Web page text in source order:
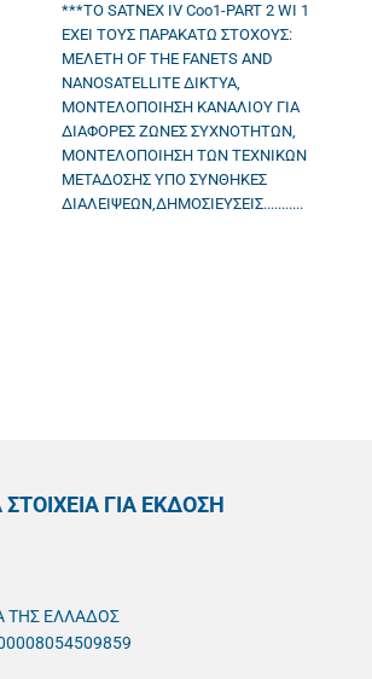
***ΤΟ SATNEX IV Coo1-PART 2 WI 1
ΕΧΕΙ ΤΟΥΣ ΠΑΡΑΚΑΤΩ ΣΤΟΧΟΥΣ:
ΜΕΛΕΤΗ OF THE FANETS AND
NANOSATELLITE ΔΙΚΤΥΑ,
ΜΟΝΤΕΛΟΠΟΙΗΣΗ ΚΑΝΑΛΙΟΥ ΓΙΑ
ΔΙΑΦΟΡΕΣ ΖΩΝΕΣ ΣΥΧΝΟΤΗΤΩΝ,
ΜΟΝΤΕΛΟΠΟΙΗΣΗ ΤΩΝ ΤΕΧΝΙΚΩΝ
ΜΕΤΑΔΟΣΗΣ ΥΠΟ ΣΥΝΘΗΚΕΣ
ΔΙΑΛΕΙΨΕΩΝ,ΔΗΜΟΣΙΕΥΣΕΙΣ...........
ΓΙΑ ΕΚΔΟΣΗ
ΤΗΣ ΕΛΛΑΔΟΣ